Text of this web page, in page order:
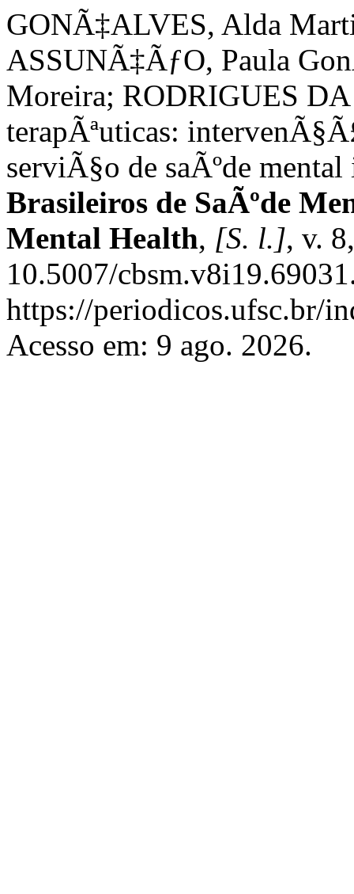
GONÃ‡ALVES, Alda
ASSUNÃ‡ÃƒO, Paula
Moreira; RODRIGUES
terapÃªuticas:
serviÃ§o de saÃºde
Brasileiros de SaÃºde
Mental Health, [S. l.], v.
10.5007/
https://periodicos.ufsc.br/
Acesso em: 9 ago. 2026.